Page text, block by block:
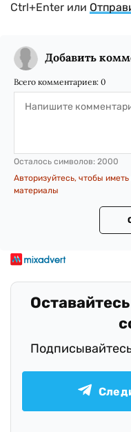
Ctrl+Enter или
Добавить
Всего комментариев: 0
Осталось символов: 2000
Авторизуйтесь, чтобы
материалы